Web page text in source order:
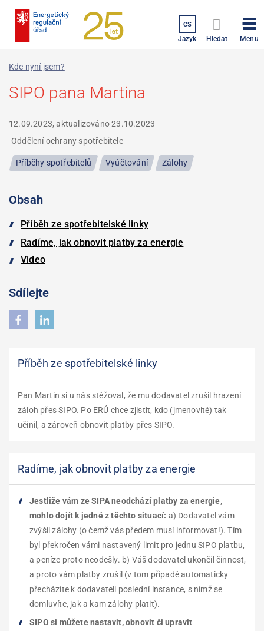
CS
Jazyk Hledat Menu
Kde nyní jsem?
SIPO pana Martina
12.09.2023, aktualizováno23.10.2023
Oddělení ochrany spotřebitele
Příběhy spotřebitelů Vyúčtování Zálohy
Příběh ze spotřebitelské linky
Pan Martin si u nás stěžoval, že mu dodavatel zrušil hrazení
záloh přes SIPO. Po ERÚ chce zjistit, kdo (jmenovitě) tak
učinil, a zároveň obnovit platby přes SIPO.
Radíme, jak obnovit platby za energie
Jestliže vám ze SIPA neodchází platby za energie,
mohlo dojít k jedné z těchto situací: a) Dodavatel vám
zvýšil zálohy (o čemž vás předem musí informovat!). Tím
byl překročen vámi nastavený limit pro jednu SIPO platbu,
a peníze proto neodešly. b) Váš dodavatel ukončil činnost,
a proto vám platby zrušil (v tom případě automaticky
přecházíte k dodavateli poslední instance, s nímž se
domluvíte, jak a kam zálohy platit).
SIPO si můžete nastavit, obnovit či upravit
Obsah
Příběh ze spotřebitelské linky
Radíme, jak obnovit platby za energie
Video
Sdílejte